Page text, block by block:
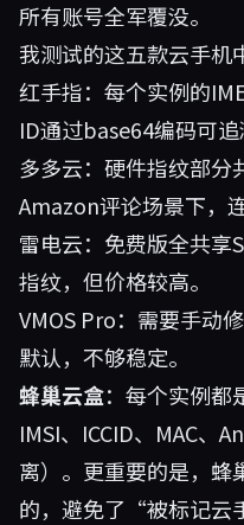
所有账号全军覆没。
我测试的这五款云手机
红手指：每个实例的
ID通过base64编码可追
多多云：硬件指纹部分
Amazon评论场景下，
雷电云：免费版全共享
指纹，但价格较高。
VMOS Pro：需要手动
默认，不够稳定。
蜂巢云盒：每个实例都
IMSI、ICCID、MAC、
离）。更重要的是，蜂
的，避免了“被标记云